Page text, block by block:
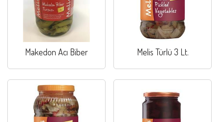
Makedon Acı Biber Melis Türlü 3 Lt.